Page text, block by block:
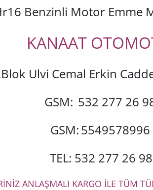
Benzinli Motor Emme
KANAAT
Ulvi Cemal Erkin
GSM: 532 277 26
GSM:5549578996
TEL: 532 277 26 98
ANLAŞMALI KARGO İLE TÜM